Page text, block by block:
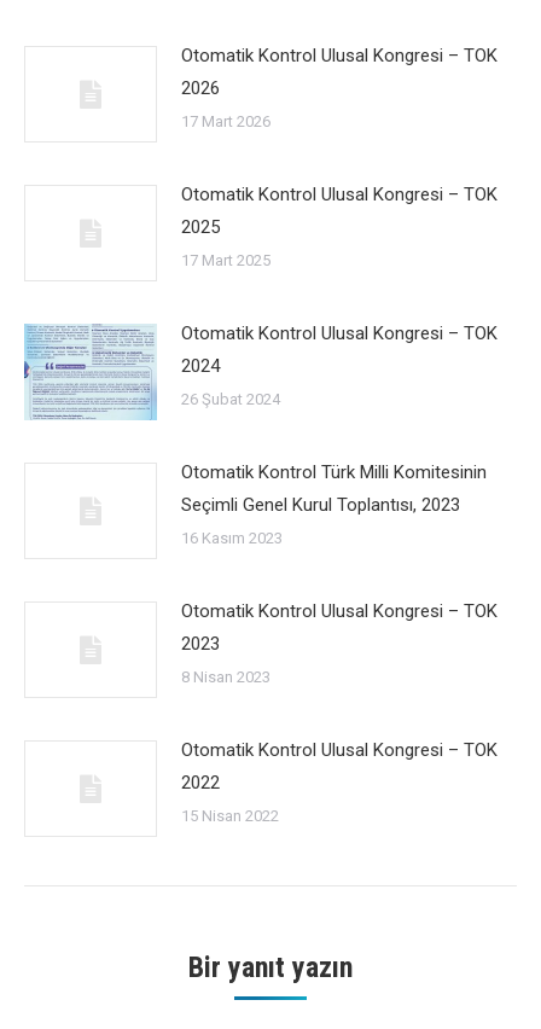
Otomatik Kontrol Ulusal Kongresi – TOK
2026
17 Mart 2026
Otomatik Kontrol Ulusal Kongresi – TOK
2025
17 Mart 2025
Otomatik Kontrol Ulusal Kongresi – TOK
2024
26 Şubat 2024
Otomatik Kontrol Türk Milli Komitesinin
Seçimli Genel Kurul Toplantısı, 2023
16 Kasım 2023
Otomatik Kontrol Ulusal Kongresi – TOK
2023
8 Nisan 2023
Otomatik Kontrol Ulusal Kongresi – TOK
2022
15 Nisan 2022
Bir yanıt yazın